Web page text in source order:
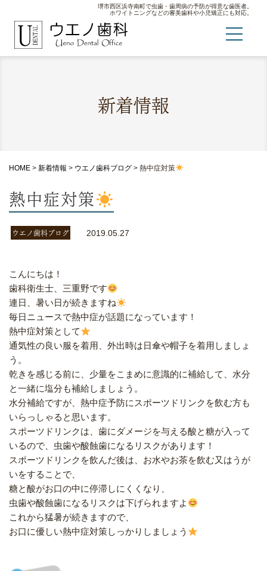
堺市西区浜寺南町で虫歯・歯周病の予防が得意な歯医者。
ホワイトニングなどの審美歯科や小児矯正にも対応。
新着情報
HOME > 新着情報 > ウエノ歯科ブログ > 熱中症対策
熱中症対策
ウエノ歯科ブログ 2019.05.27
こんにちは！
歯科衛生士、三重野です
連日、暑い日が続きますね
毎日ニュースで熱中症が話題になっています！
熱中症対策として
通気性の良い服を着用、外出時は日傘や帽子を着用しましょ
う。
乾きを感じる前に、少量をこまめに意識的に補給して、水分
と一緒に塩分も補給しましょう。
水分補給ですが、熱中症予防にスポーツドリンクを飲む方も
いらっしゃると思います。
スポーツドリンクは、歯にダメージを与える酸と糖が入って
いるので、虫歯や酸蝕歯になるリスクがあります！
スポーツドリンクを飲んだ後は、お水やお茶を飲む又はうが
いをすることで、
糖と酸がお口の中に停滞しにくくなり、
虫歯や酸蝕歯になるリスクは下げられますよ
これから猛暑が続きますので、
お口に優しい熱中症対策しっかりしましょう